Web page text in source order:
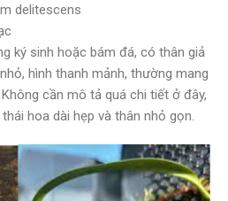
delitescens
ký sinh hoặc bám đá, có thân giả
hình thanh mảnh, thường mang
cần mô tả quá chi tiết ở đây,
hoa dài hẹp và thân nhỏ gọn.